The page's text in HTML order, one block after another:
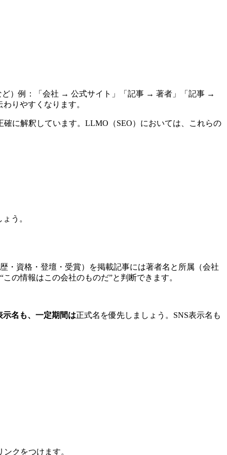
ど）例：「会社 → 公式サイト」「記事 → 著者」「記事 →
りやすくなります。
に解釈しています。LLMO（SEO）においては、これらの
う。
・資格・登壇・受賞）を掲載記事には著者名と所属（会社
の情報はこの会社のものだ”と判断できます。
示名も、一定期間は正式名を優先しましょう。SNS表示名も
クをつけます。